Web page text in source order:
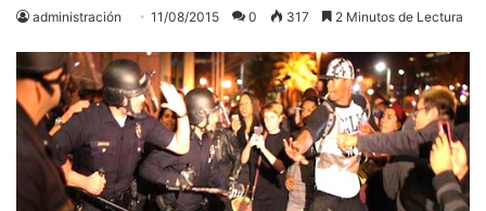
administración 11/08/2015 0 317 2 Minutos de Lectura